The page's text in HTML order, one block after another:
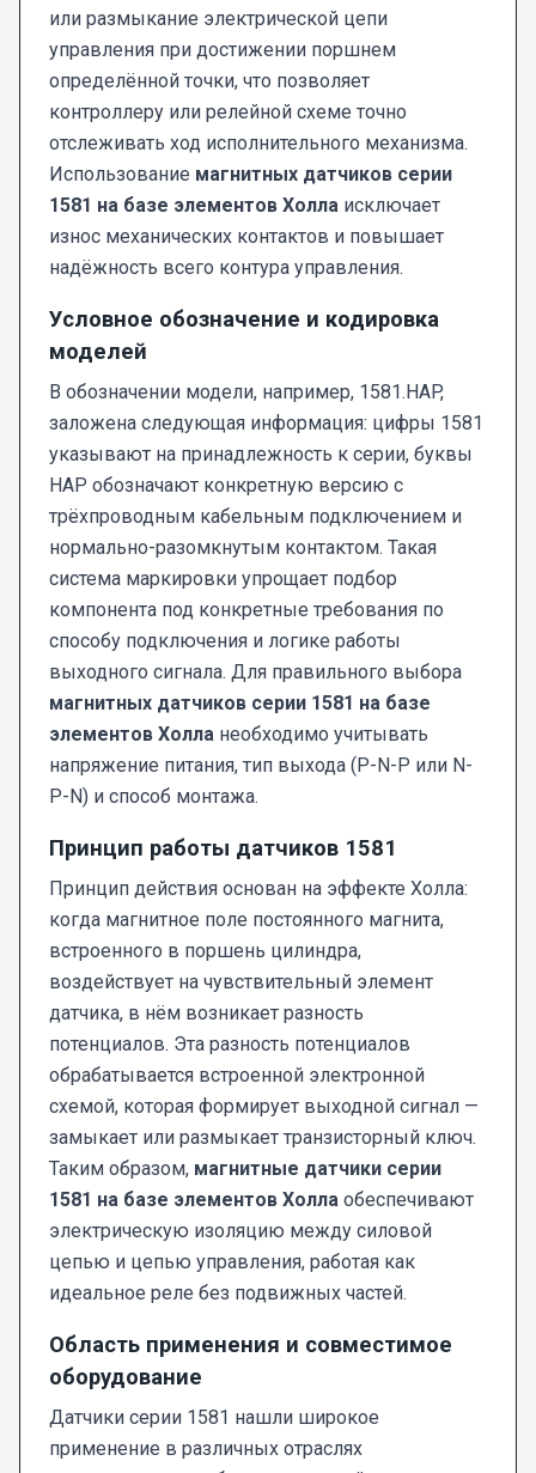
или размыкание электрической цепи
управления при достижении поршнем
определённой точки, что позволяет
контроллеру или релейной схеме точно
отслеживать ход исполнительного механизма.
Использование магнитных датчиков серии
1581 на базе элементов Холла исключает
износ механических контактов и повышает
надёжность всего контура управления.
Условное обозначение и кодировка
моделей
В обозначении модели, например, 1581.HAP,
заложена следующая информация: цифры 1581
указывают на принадлежность к серии, буквы
HAP обозначают конкретную версию с
трёхпроводным кабельным подключением и
нормально-разомкнутым контактом. Такая
система маркировки упрощает подбор
компонента под конкретные требования по
способу подключения и логике работы
выходного сигнала. Для правильного выбора
магнитных датчиков серии 1581 на базе
элементов Холла необходимо учитывать
напряжение питания, тип выхода (P-N-P или N-
P-N) и способ монтажа.
Принцип работы датчиков 1581
Принцип действия основан на эффекте Холла:
когда магнитное поле постоянного магнита,
встроенного в поршень цилиндра,
воздействует на чувствительный элемент
датчика, в нём возникает разность
потенциалов. Эта разность потенциалов
обрабатывается встроенной электронной
схемой, которая формирует выходной сигнал —
замыкает или размыкает транзисторный ключ.
Таким образом, магнитные датчики серии
1581 на базе элементов Холла обеспечивают
электрическую изоляцию между силовой
цепью и цепью управления, работая как
идеальное реле без подвижных частей.
Область применения и совместимое
оборудование
Датчики серии 1581 нашли широкое
применение в различных отраслях